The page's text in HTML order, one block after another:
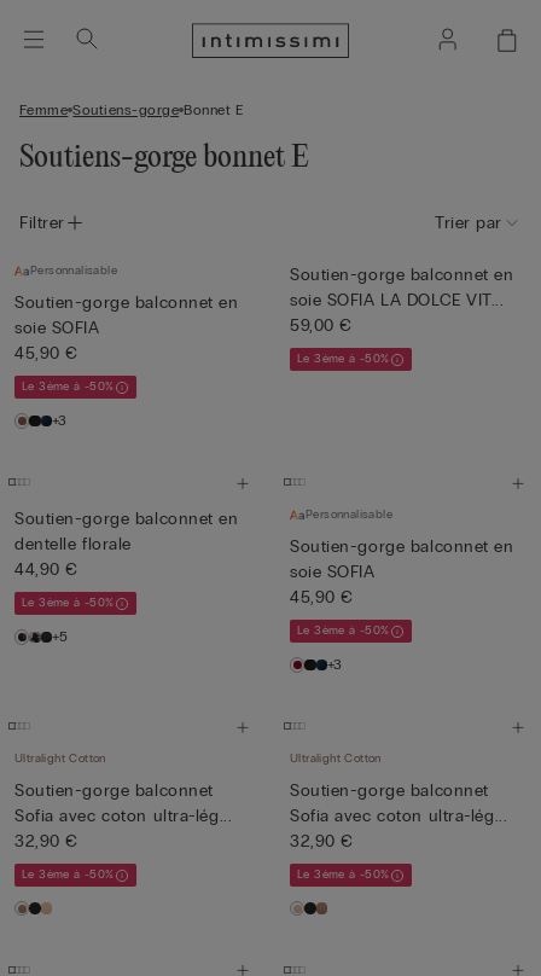
Femme Soutiens-gorge Bonnet E
Soutiens-gorge bonnet E
Filtrer Trier par
Personnalisable
Soutien-gorge balconnet en
soie SOFIA
45,90 €
Le 3ème à -50%
+3
Soutien-gorge balconnet en
soie SOFIA LA DOLCE VIT...
59,00 €
Le 3ème à -50%
Soutien-gorge balconnet en
dentelle florale
44,90 €
Le 3ème à -50%
+5
Personnalisable
Soutien-gorge balconnet en
soie SOFIA
45,90 €
Le 3ème à -50%
+3
Ultralight Cotton
Soutien-gorge balconnet
Sofia avec coton ultra-lég...
32,90 €
Le 3ème à -50%
Ultralight Cotton
Soutien-gorge balconnet
Sofia avec coton ultra-lég...
32,90 €
Le 3ème à -50%